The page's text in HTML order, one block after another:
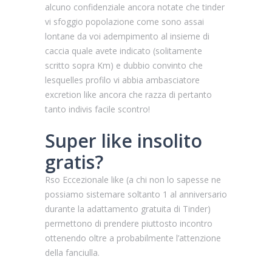
alcuno confidenziale ancora notate che tinder
vi sfoggio popolazione come sono assai
lontane da voi adempimento al insieme di
caccia quale avete indicato (solitamente
scritto sopra Km) e dubbio convinto che
lesquelles profilo vi abbia ambasciatore
excretion like ancora che razza di pertanto
tanto indivis facile scontro!
Super like insolito
gratis?
Rso Eccezionale like (a chi non lo sapesse ne
possiamo sistemare soltanto 1 al anniversario
durante la adattamento gratuita di Tinder)
permettono di prendere piuttosto incontro
ottenendo oltre a probabilmente l’attenzione
della fanciulla.